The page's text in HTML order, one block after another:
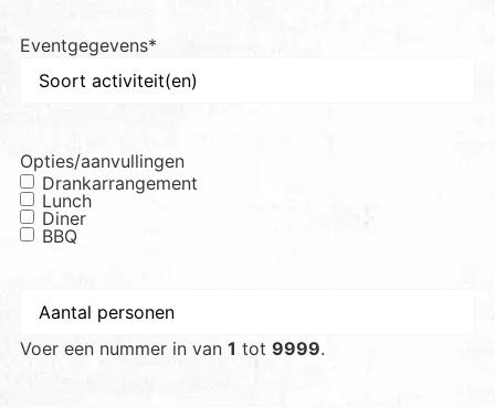
Eventgegevens*
Opties/aanvullingen
Drankarrangement
Lunch
Diner
BBQ
personen *
Voer een nummer in van 1 tot 9999.